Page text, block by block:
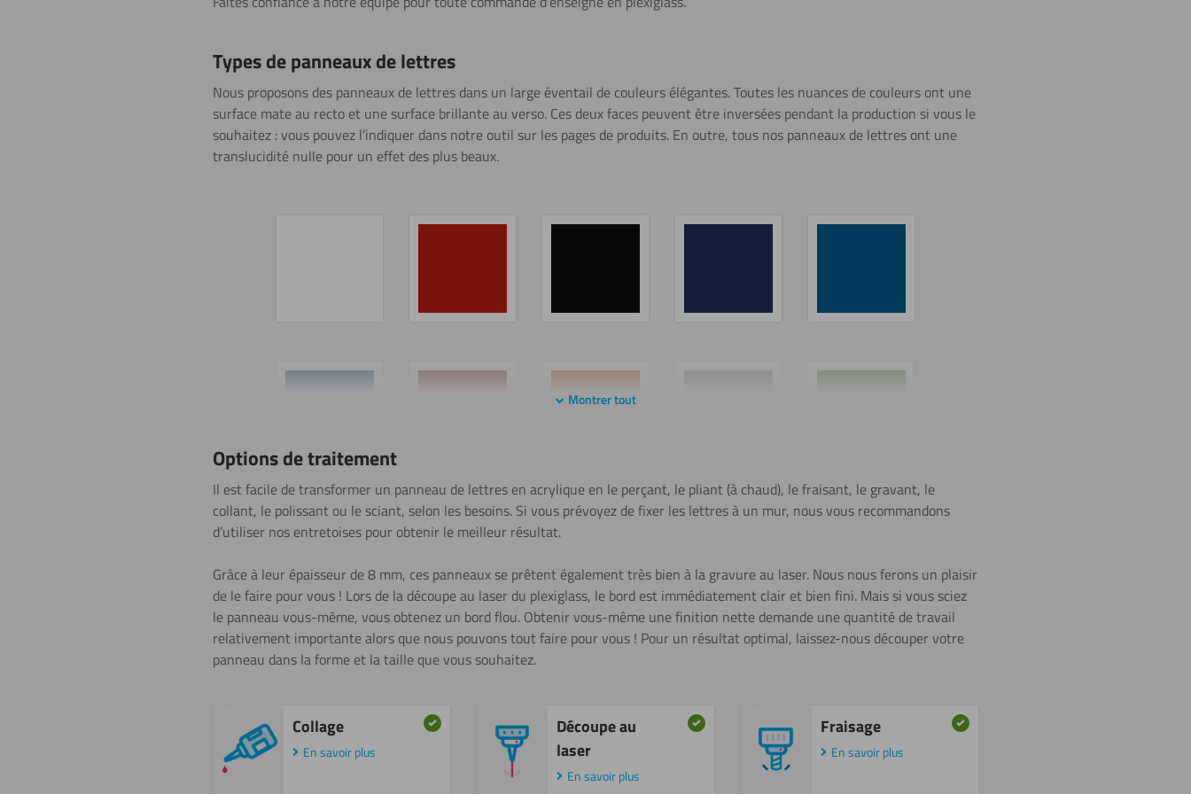
Types de panneaux de lettres
Nous proposons des panneaux de lettres dans un large éventail de couleurs élégantes. Toutes les nuances de couleurs ont une
surface mate au recto et une surface brillante au verso. Ces deux faces peuvent être inversées pendant la production si vous le
souhaitez : vous pouvez l’indiquer dans notre outil sur les pages de produits. En outre, tous nos panneaux de lettres ont une
translucidité nulle pour un effet des plus beaux.
Montrer tout
Options de traitement
Il est facile de transformer un panneau de lettres en acrylique en le perçant, le pliant (à chaud), le fraisant, le gravant, le
collant, le polissant ou le sciant, selon les besoins. Si vous prévoyez de fixer les lettres à un mur, nous vous recommandons
d’utiliser nos entretoises pour obtenir le meilleur résultat.
Grâce à leur épaisseur de 8 mm, ces panneaux se prêtent également très bien à la gravure au laser. Nous nous ferons un plaisir
de le faire pour vous ! Lors de la découpe au laser du plexiglass, le bord est immédiatement clair et bien fini. Mais si vous sciez
le panneau vous-même, vous obtenez un bord flou. Obtenir vous-même une finition nette demande une quantité de travail
relativement importante alors que nous pouvons tout faire pour vous ! Pour un résultat optimal, laissez-nous découper votre
panneau dans la forme et la taille que vous souhaitez.
Collage
En savoir plus
Découpe au
laser
En savoir plus
Fraisage
En savoir plus